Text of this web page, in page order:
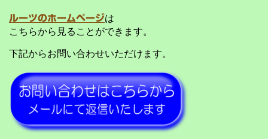
ルーツのホームページは
こちらから見ることができます。
下記からお問い合わせいただけます。